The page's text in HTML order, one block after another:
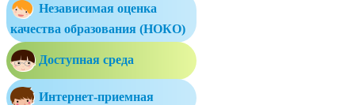
Независимая оценка
качества образования (НОКО)
Доступная среда
Интернет-приемная